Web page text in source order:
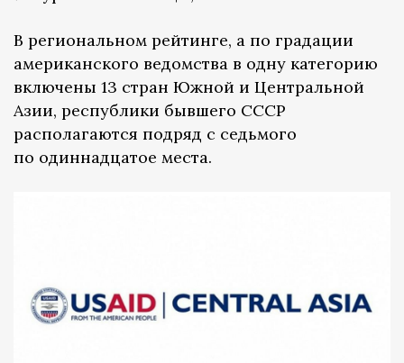
В региональном рейтинге, а по градации
американского ведомства в одну категорию
включены 13 стран Южной и Центральной
Азии, республики бывшего СССР
располагаются подряд с седьмого
по одиннадцатое места.